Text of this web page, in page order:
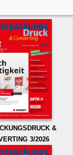
&
3/2026